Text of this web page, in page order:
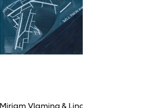
Miriam Vlaming & Lina